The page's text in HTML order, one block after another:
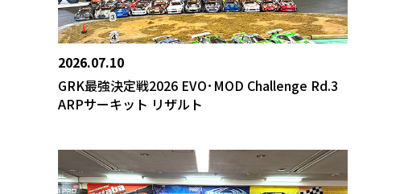
2026.07.10
GRK最強決定戦2026 EVO･MOD Challenge Rd.3
ARPサーキット リザルト